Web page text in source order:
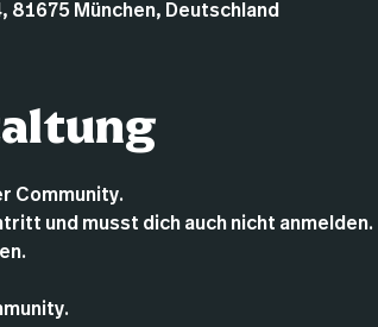
81675 München, Deutschland
Community.
und musst dich auch nicht anmelden.